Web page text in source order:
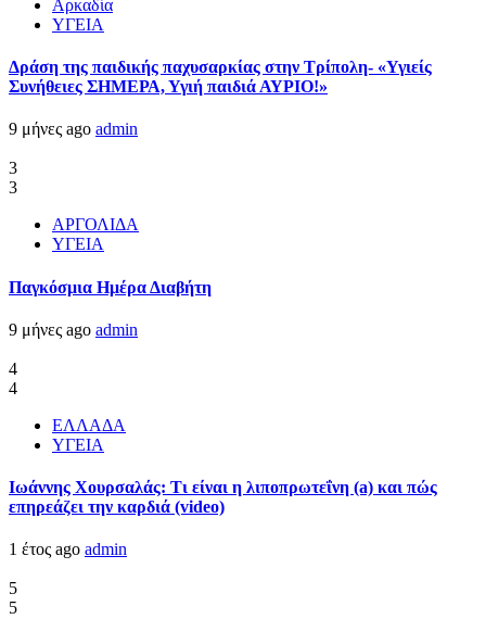
Αρκαδία
ΥΓΕΙΑ
Δράση της παιδικής παχυσαρκίας στην Τρίπολη- «Υγιείς
Συνήθειες ΣΗΜΕΡΑ, Υγιή παιδιά ΑΥΡΙΟ!»
9 μήνες ago admin
3
3
ΑΡΓΟΛΙΔΑ
ΥΓΕΙΑ
Παγκόσμια Ημέρα Διαβήτη
9 μήνες ago admin
4
4
ΕΛΛΑΔΑ
ΥΓΕΙΑ
Ιωάννης Χουρσαλάς: Τι είναι η λιποπρωτεΐνη (a) και πώς
επηρεάζει την καρδιά (video)
1 έτος ago admin
5
5